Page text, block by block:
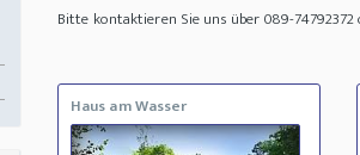
Bitte kontaktieren Sie uns über 089-
Haus am Wasser